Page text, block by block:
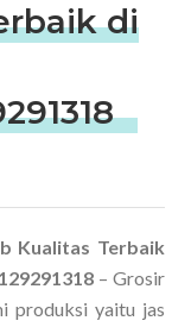
di
Kualitas Terbaik
– Grosir
produksi yaitu jas